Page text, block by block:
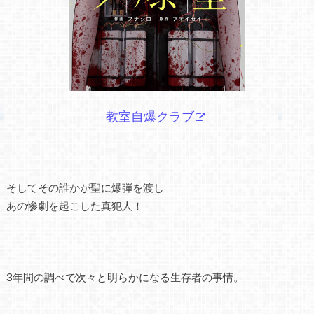
教室自爆クラブ
そしてその誰かが聖に爆弾を渡し
あの惨劇を起こした真犯人！
3年間の調べで次々と明らかになる生存者の事情。